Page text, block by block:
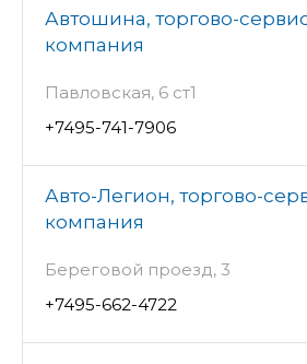
Автошина, торгово-
компания
Павловская, 6 ст1
+7495-741-7906
Авто-Легион, торгово-
компания
Береговой проезд, 3
+7495-662-4722